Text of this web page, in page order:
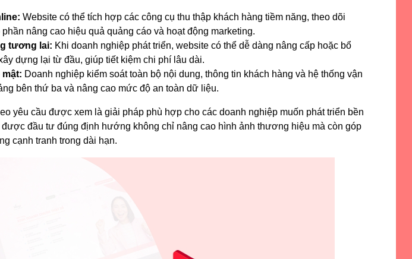
Website có thể tích hợp các công cụ thu thập khách hàng tiềm năng, theo dõi
nâng cao hiệu quả quảng cáo và hoạt động marketing.
tương lai: Khi doanh nghiệp phát triển, website có thể dễ dàng nâng cấp hoặc bổ
dựng lại từ đầu, giúp tiết kiệm chi phí lâu dài.
Doanh nghiệp kiểm soát toàn bộ nội dung, thông tin khách hàng và hệ thống vận
bên thứ ba và nâng cao mức độ an toàn dữ liệu.
yêu cầu được xem là giải pháp phù hợp cho các doanh nghiệp muốn phát triển bền
đầu tư đúng định hướng không chỉ nâng cao hình ảnh thương hiệu mà còn góp
cạnh tranh trong dài hạn.